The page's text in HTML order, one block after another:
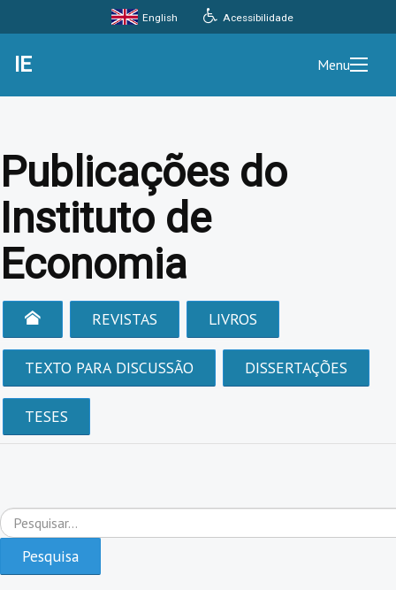
Acessibilidade
English
IE Menu
Publicações do
Instituto de
Economia
REVISTAS LIVROS
TEXTO PARA DISCUSSÃO DISSERTAÇÕES
TESES
Pesquisar...
Pesquisa